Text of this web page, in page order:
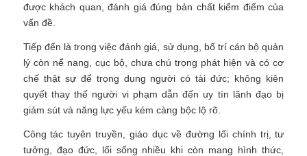
được khách quan, đánh giá đúng bản chất kiểm điểm của
vấn đề.
Tiếp đến là trong việc đánh giá, sử dụng, bố trí cán bộ quản
lý còn nể nang, cục bộ, chưa chú trọng phát hiện và có cơ
chế thật sự để trọng dụng người có tài đức; không kiên
quyết thay thế người vi phạm dẫn đến uy tín lãnh đạo bị
giảm sút và năng lực yếu kém càng bộc lộ rõ.
Công tác tuyên truyền, giáo dục về đường lối chính trị, tư
tưởng, đạo đức, lối sống nhiều khi còn mang hình thức,